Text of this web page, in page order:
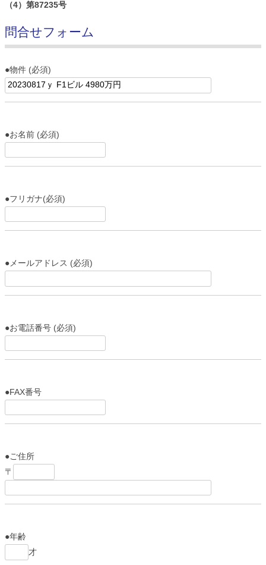
（4）第87235号
問合せフォーム
●物件 (必須)
●お名前 (必須)
●フリガナ(必須)
●メールアドレス (必須)
●お電話番号 (必須)
●FAX番号
●ご住所
〒
●年齢
才